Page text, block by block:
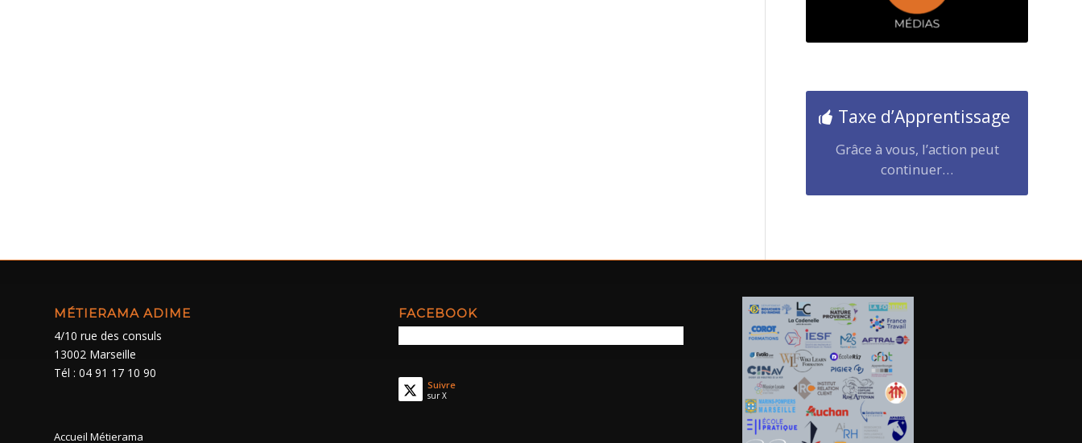
Taxe d’Apprentissage
Grâce à vous, l’action peut
continuer…
MÉTIERAMA ADIME
4/10 rue des consuls
13002 Marseille
Tél : 04 91 17 10 90
Accueil Métierama
FACEBOOK
Suivre
sur X